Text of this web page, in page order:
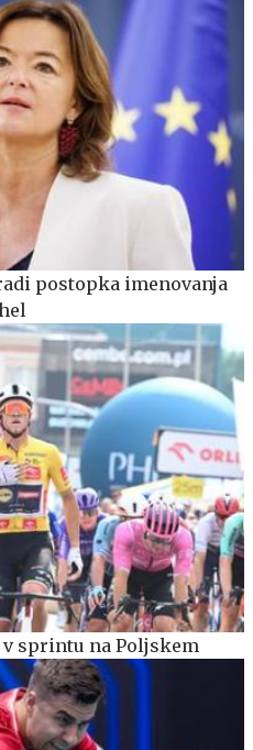
postopka imenovanja
sprintu na Poljskem